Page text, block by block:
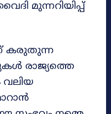
മുന്നറിയിപ്പ്
കരുതുന്ന
രാജ്യത്തെ
വലിയ